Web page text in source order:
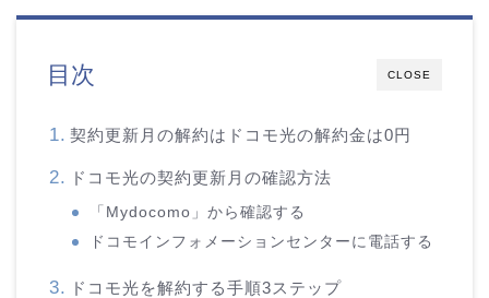
CLOSE
目次
契約更新月の解約はドコモ光の解約金は0円
ドコモ光の契約更新月の確認方法
「Mydocomo」から確認する
ドコモインフォメーションセンターに電話する
ドコモ光を解約する手順3ステップ